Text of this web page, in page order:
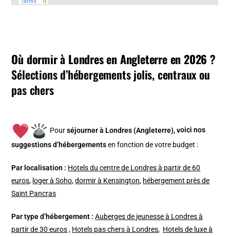
Où dormir à Londres en Angleterre en 2026?
Sélections d’hébergements jolis, centraux ou
pas chers
Pourséjourner à Londres (Angleterre), voici nos
suggestions d’hébergements en fonction de votre budget :
Par localisation : Hotels du centre de Londres à partir de 60
euros, loger à Soho,dormir à Kensington, hébergement près de
Saint Pancras
Par type d’hébergement : Auberges de jeunesse à Londres à
partir de 30 euros, Hotels pas chers à Londres, Hotels de luxe à